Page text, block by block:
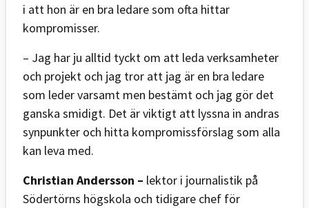
i att hon är en bra ledare som ofta hittar
kompromisser.
– Jag har ju alltid tyckt om att leda verksamheter
och projekt och jag tror att jag är en bra ledare
som leder varsamt men bestämt och jag gör det
ganska smidigt. Det är viktigt att lyssna in andras
synpunkter och hitta kompromissförslag som alla
kan leva med.
Christian Andersson – lektor i journalistik på
Södertörns högskola och tidigare chef för